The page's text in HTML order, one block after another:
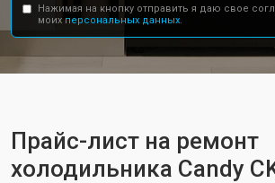
Нажимая на кнопку отправить я даю свое
моих персональных данных.
Прайс-лист на ремонт
холодильника Candy